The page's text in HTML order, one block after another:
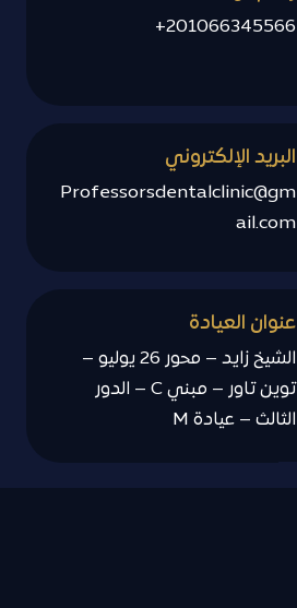
201066345566+
البريد الإلكتروني
Professorsdentalclinic@gm
ail.com
عنوان العيادة
الشيخ زايد – محور 26 يوليو –
توين تاور – مبني C – الدور
الثالث – عيادة M